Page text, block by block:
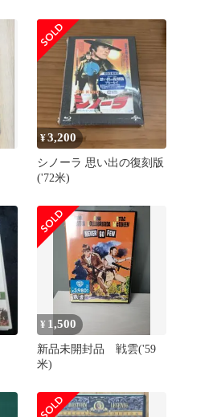
¥3,200
シノーラ 思い出の復刻版
('72米)
¥ 1,500
新品未開封品 戦雲('59
米)